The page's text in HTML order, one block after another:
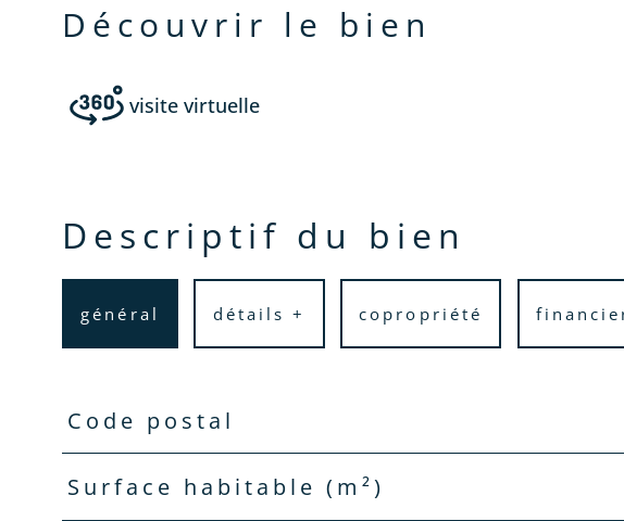
découvrir le bien
visite virtuelle
descriptif du bien
général détails + copropriété
TRAD_PAMPERO_Caracteristique
Code postal
Surface habitable (m²)